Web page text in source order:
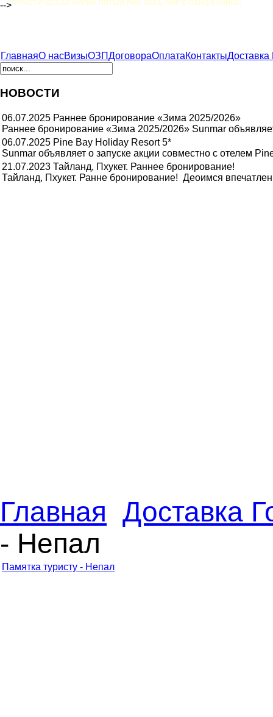
-->ТУРИСТИЧЕСКАЯ ФИРМА ПЯТЫЙ РИМ. ВЕСЬ МИР В ОДНОМ КЛИКЕ!
ГлавнаяО насВизыОЗПДоговораОплатаКонтакты
НОВОСТИ
06.07.2025 Раннее бронирование «Зима 2025/2026»
Раннее бронирование «Зима 2025/2026» Sunmar
06.07.2025 Pine Bay Holiday Resort 5*
Sunmar объявляет о запуске акции совместно c отелем
21.07.2023 Тайланд, Пхукет. Раннее бронирование!
Тайланд, Пхукет. Ранне бронирование! Деоимся
Главная Доставка
- Непал
Памятка туристу - Непал